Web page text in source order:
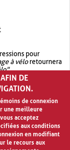
pour
à véloretournera
.
OR.garage OR vélo
à vélo
DE
de connexion
une meilleure
acceptez
aux conditions
en modifiant
le recours aux